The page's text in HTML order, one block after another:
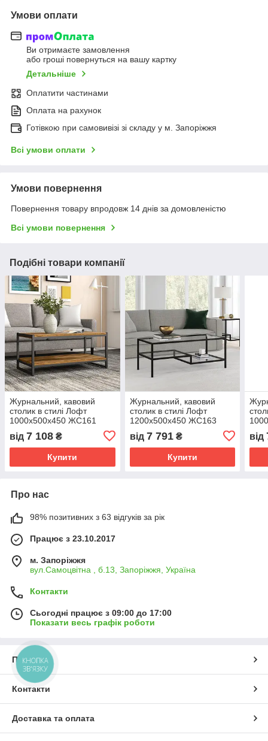
Умови оплати
Ви отримаєте замовлення
або гроші повернуться на вашу картку
Детальніше
Оплатити частинами
Оплата на рахунок
Готівкою при самовивізі зі складу у м. Запоріжжя
Всі умови оплати
Умови повернення
Повернення товару впродовж 14 днів за домовленістю
Всі умови повернення
Подібні товари компанії
Журнальний, кавовий
столик в стилі Лофт
1000х500х450 ЖС161
від 7 108 ₴
Купити
Журнальний, кавовий
столик в стилі Лофт
1200х500х450 ЖС163
від 7 791₴
Купити
від
Про нас
98% позитивних з 63 відгуків за рік
Працює з 23.10.2017
м. Запоріжжя
вул.Самоцвітна , б.13, Запоріжжя, Україна
Контакти
Сьогодні працює з 09:00 до 17:00
Показати весь графік роботи
Про нас
Контакти
Доставка та оплата
КНОПКА
ЗВ'ЯЗКУ